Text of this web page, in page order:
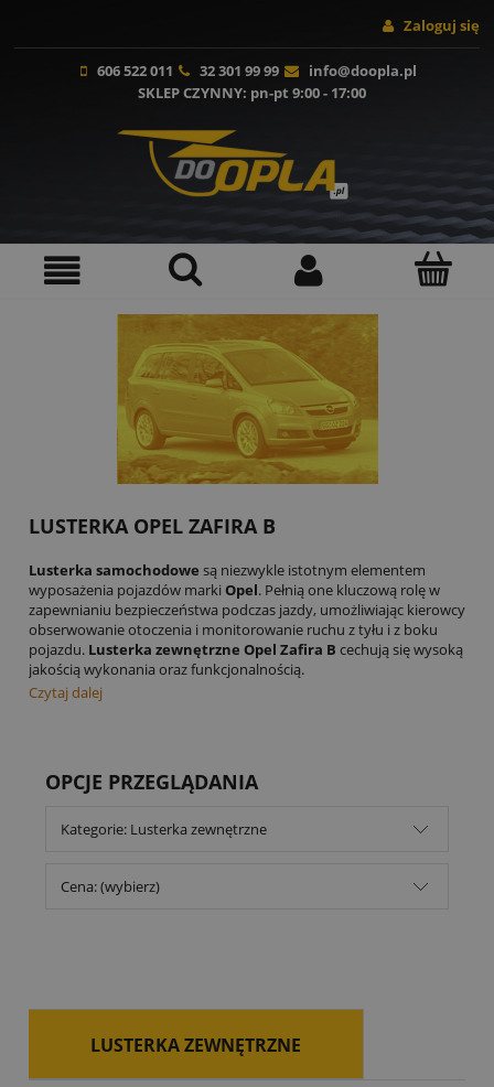
Zaloguj się
606 522 011 32 301 99 99
info@doopla.pl
SKLEP CZYNNY: pn-pt 9:00 - 17:00
LUSTERKA OPEL ZAFIRA B
Lusterka samochodowe są niezwykle istotnym elementem
wyposażenia pojazdów marki Opel. Pełnią one kluczową rolę w
zapewnianiu bezpieczeństwa podczas jazdy, umożliwiając kierowcy
obserwowanie otoczenia i monitorowanie ruchu z tyłu i z boku
pojazdu. Lusterka zewnętrzne Opel Zafira B cechują się wysoką
jakością wykonania oraz funkcjonalnością.
Czytaj dalej
OPCJE PRZEGLĄDANIA
Kategorie: Lusterka zewnętrzne
Cena: (wybierz)
LUSTERKA ZEWNĘTRZNE